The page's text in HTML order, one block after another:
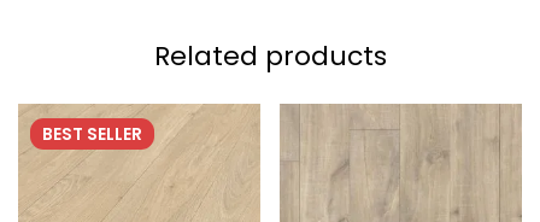
Related products
BEST SELLER